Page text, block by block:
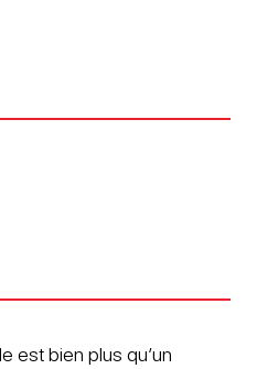
est bien plus qu’un